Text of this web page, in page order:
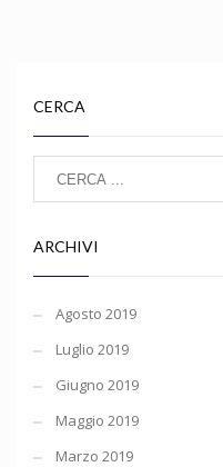
CERCA
ARCHIVI
Agosto 2019
Luglio 2019
Giugno 2019
Maggio 2019
Marzo 2019